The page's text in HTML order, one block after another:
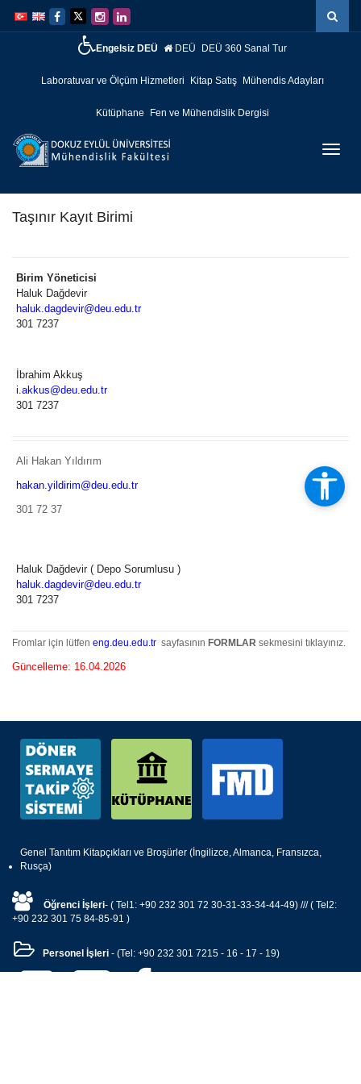
atla
Navigasyona
atla
Engelsiz DEÜ DEÜ DEÜ 360 Sanal Tur
Laboratuvar ve Ölçüm Hizmetleri Kitap Satış Mühendis Adayları
Kütüphane Fen ve Mühendislik Dergisi
Taşınır Kayıt Birimi
Birim Yöneticisi
Haluk Dağdevir
haluk.dagdevir@deu.edu.tr
301 7237
İbrahim Akkuş
i.akkus@deu.edu.tr
301 7237
Ali Hakan Yıldırım
hakan.yildirim@deu.edu.tr
301 72 37
Haluk Dağdevir ( Depo Sorumlusu )
haluk.dagdevir@deu.edu.tr
301 7237
Fromlar için lütfen eng.deu.edu.tr sayfasının FORMLAR sekmesini tıklayınız.
Güncelleme: 16.04.2026
Genel Tanıtım Kitapçıkları ve Broşürler (İngilizce, Almanca, Fransızca,
Rusça)
Öğrenci İşleri- ( Tel1: +90 232 301 72 30-31-33-34-44-49) /// ( Tel2:
+90 232 301 75 84-85-91 )
Personel İşleri - (Tel: +90 232 301 7215 - 16 - 17 - 19)